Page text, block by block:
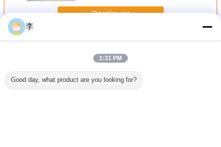
Continuer
PlusMamelon de tuyau en acier
李
1:31 PM
Good day, what product are you looking for?